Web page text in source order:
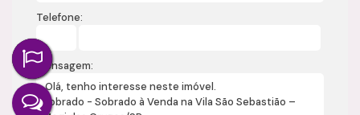
Telefone:
Mensagem: